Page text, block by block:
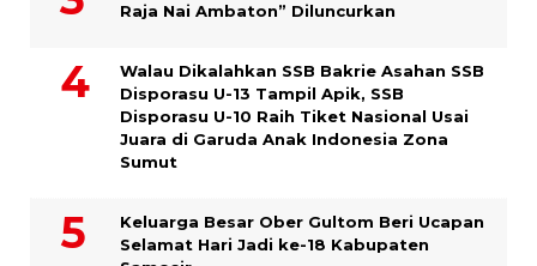
Raja Nai Ambaton” Diluncurkan
Walau Dikalahkan SSB Bakrie Asahan SSB
Disporasu U-13 Tampil Apik, SSB
Disporasu U-10 Raih Tiket Nasional Usai
Juara di Garuda Anak Indonesia Zona
Sumut
Keluarga Besar Ober Gultom Beri Ucapan
Selamat Hari Jadi ke-18 Kabupaten